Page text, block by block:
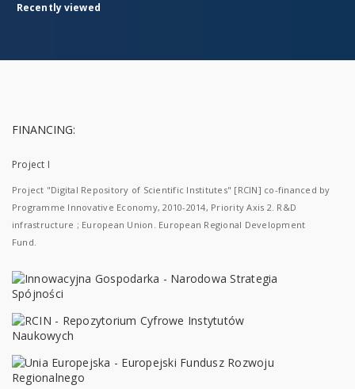
Recently viewed
FINANCING:
Project I
Project "Digital Repository of Scientific Institutes" [RCIN] co-financed by
Programme Innovative Economy, 2010-2014, Priority Axis 2. R&D
infrastructure ; European Union. European Regional Development
Fund.